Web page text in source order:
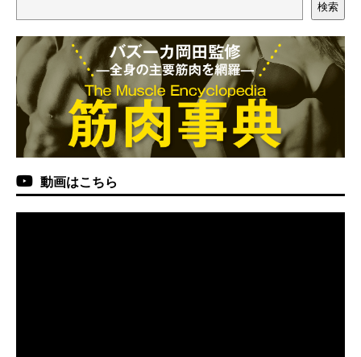
検索
動画はこちら